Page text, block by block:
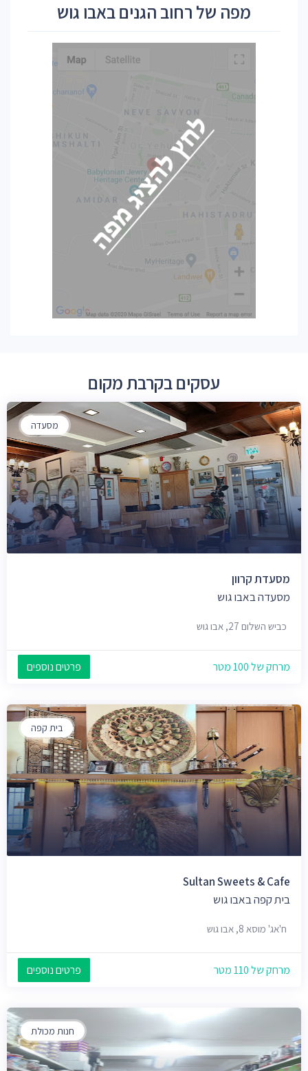
מפה של רחוב הגנים באבו גוש
עסקים בקרבת מקום
מסעדה
מסעדת קרוון
מסעדה באבו גוש
כביש השלום 27, אבו גוש
מרחק של 100 מטר פרטים נוספים
בית קפה
Sultan Sweets & Cafe
בית קפה באבו גוש
ח'אג' מוסא 8, אבו גוש
מרחק של 110 מטר פרטים נוספים
חנות מכולת